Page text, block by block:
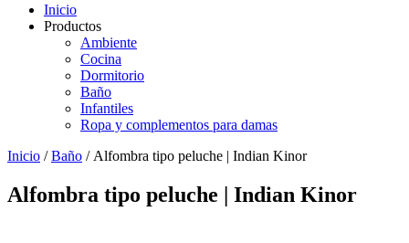
Inicio
Productos
Ambiente
Cocina
Dormitorio
Baño
Infantiles
Ropa y complementos para damas
Inicio /Baño / Alfombra tipo peluche | Indian Kinor
Alfombra tipo peluche | Indian Kinor